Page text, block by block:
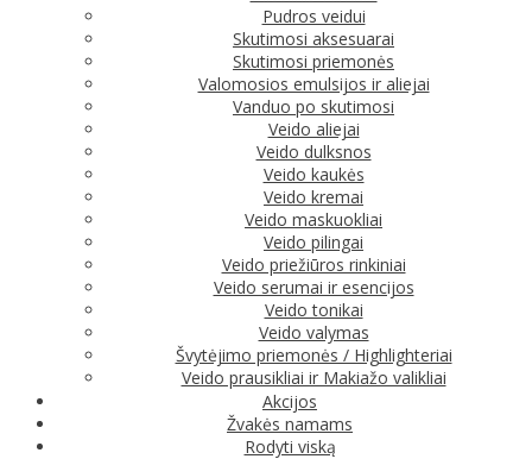
Pudros veidui
Skutimosi aksesuarai
Skutimosi priemonės
Valomosios emulsijos ir aliejai
Vanduo po skutimosi
Veido aliejai
Veido dulksnos
Veido kaukės
Veido kremai
Veido maskuokliai
Veido pilingai
Veido priežiūros rinkiniai
Veido serumai ir esencijos
Veido tonikai
Veido valymas
Švytėjimo priemonės / Highlighteriai
Veido prausikliai ir Makiažo valikliai
Akcijos
Žvakės namams
Rodyti viską